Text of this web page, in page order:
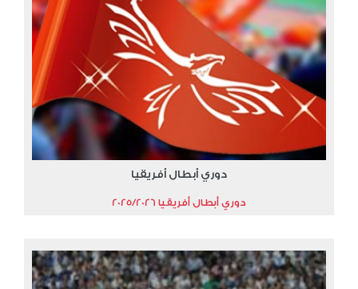
دوري أبطال أفريقيا
دوري أبطال أفريقيا 2025/2026